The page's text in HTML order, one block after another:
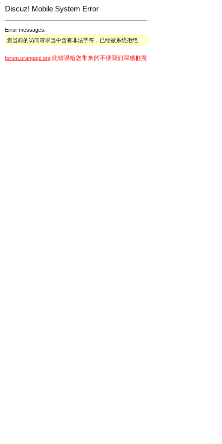
Discuz! Mobile System Error
Error messages:
您当前的访问请求当中含有非法字符，已经被系统拒绝
forum.orangepi.org 此错误给您带来的不便我们深感歉意